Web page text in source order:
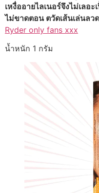
เหงื่ออายไลเนอร์จึงไม่เลอ
ไม่ขาดตอน ตวัดเส้นเล่นลว
Ryder only fans xxx
น้ำหนัก 1 กรัม